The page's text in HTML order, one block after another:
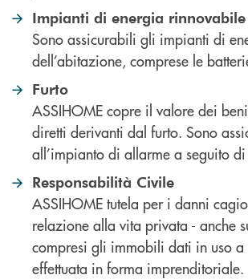
Impianti di energia rinnovabile
Sono assicurabili gli impianti di
dell’abitazione, comprese le
Furto
ASSIHOME copre il valore dei
diretti derivanti dal furto. Sono
all’impianto di allarme a seguito
Responsabilità Civile
ASSIHOME tutela per i danni
relazione alla vita privata - anche
compresi gli immobili dati in uso a
effettuata in forma imprenditoriale.